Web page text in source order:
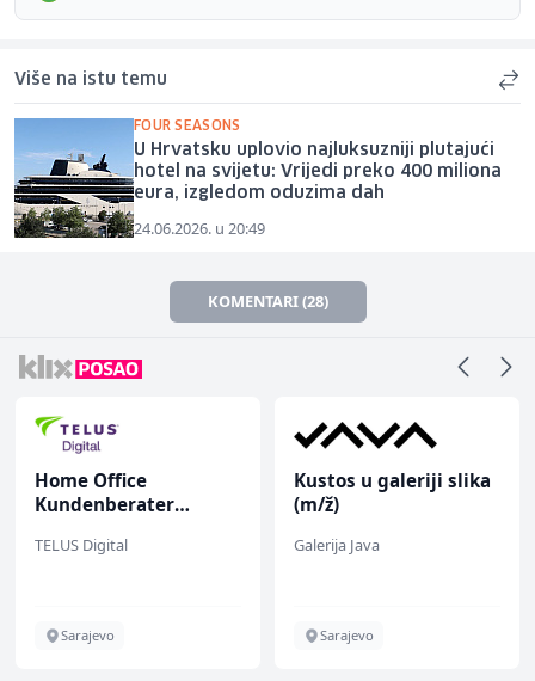
Više na istu temu
FOUR SEASONS
U Hrvatsku uplovio najluksuzniji plutajući
hotel na svijetu: Vrijedi preko 400 miliona
eura, izgledom oduzima dah
24.06.2026. u 20:49
KOMENTARI (28)
Home Office
Kundenberater
renommiertes
TELUS Digital
Sarajevo
Kustos u galeriji slika
(m/ž)
Galerija Java
Sarajevo